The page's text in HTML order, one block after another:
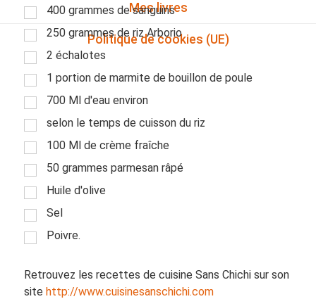
Mes livres
Politique de cookies (UE)
400 grammes de sanguins
250 grammes de riz Arborio
2 échalotes
1 portion de marmite de bouillon de poule
700 Ml d'eau environ
selon le temps de cuisson du riz
100 Ml de crème fraîche
50 grammes parmesan râpé
Huile d'olive
Sel
Poivre.
Retrouvez les recettes de cuisine Sans Chichi sur son
site http://www.cuisinesanschichi.com